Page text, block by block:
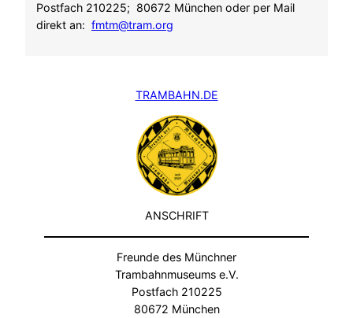
Postfach 210225; 80672 München oder per Mail
direkt an: fmtm@tram.org
TRAMBAHN.DE
ANSCHRIFT
Freunde des Münchner
Trambahnmuseums e.V.
Postfach 210225
80672 München